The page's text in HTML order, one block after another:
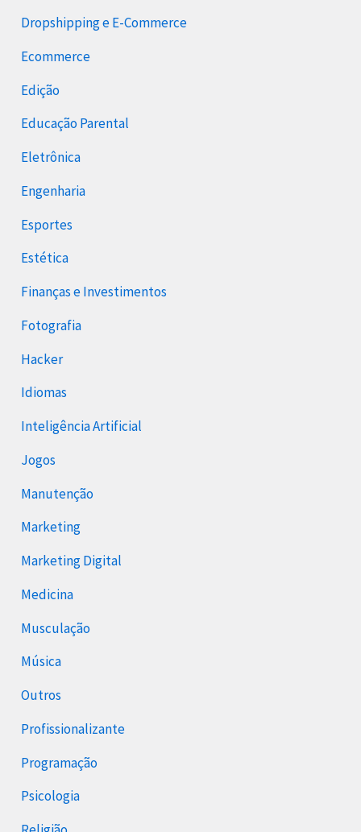
Dropshipping e E-Commerce
Ecommerce
Edição
Educação Parental
Eletrônica
Engenharia
Esportes
Estética
Finanças e Investimentos
Fotografia
Hacker
Idiomas
Inteligência Artificial
Jogos
Manutenção
Marketing
Marketing Digital
Medicina
Musculação
Música
Outros
Profissionalizante
Programação
Psicologia